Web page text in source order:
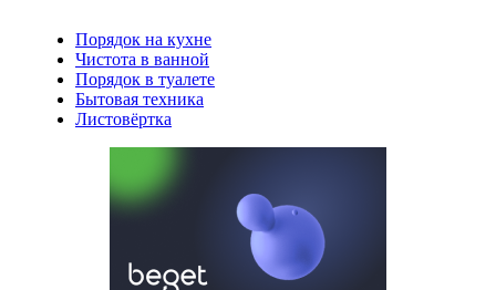
Порядок на кухне
Чистота в ванной
Порядок в туалете
Бытовая техника
Листовёртка